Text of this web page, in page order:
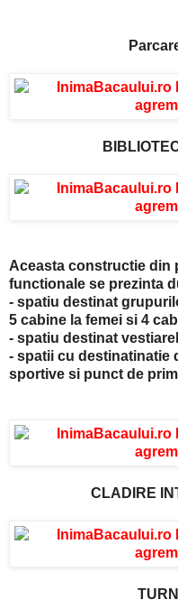
Aceasta constructie din
functionale se prezinta
- spatiu destinat
5 cabine la femei si 4
- spatiu destinat
- spatii cu destinatinatie
sportive si punct de
CLADIRE